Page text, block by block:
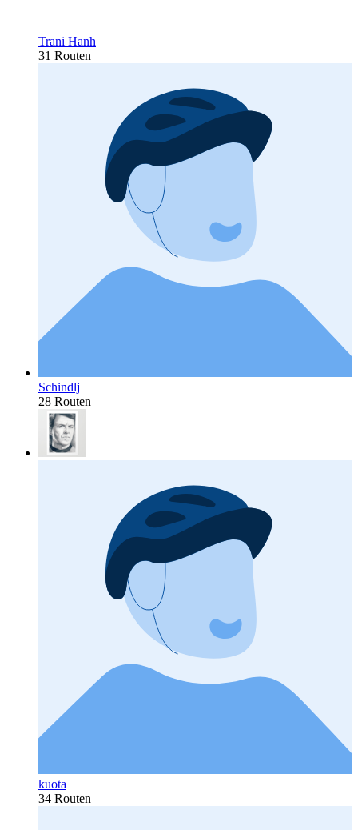
Trani Hanh
31 Routen
Schindlj
28 Routen
kuota
34 Routen